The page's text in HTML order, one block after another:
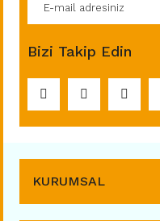
Bizi Takip Edin
KURUMSAL